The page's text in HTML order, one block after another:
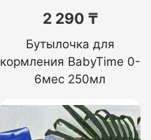
2 290 ₸
Бутылочка для
кормления BabyTime 0-
6мес 250мл